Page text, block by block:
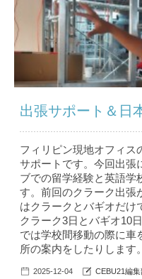
出張サポート＆日
フィリピン現地オフィス
サポートです。今回出張
ブでの留学経験と英語学
す。前回のクラーク出張
はクラークとバギオだけ
クラーク3日とバギオ10
では学校間移動の際に車
所の案内をしたりします
2025-12-04 CEBU21編集